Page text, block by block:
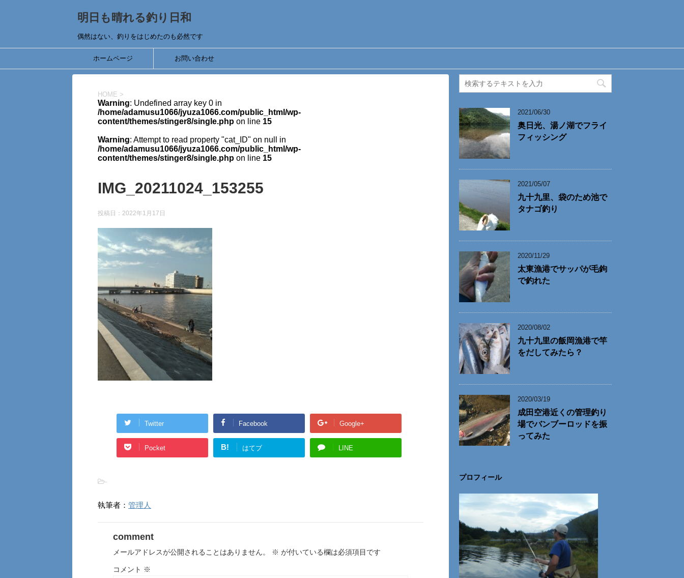
明日も晴れる釣り日和
偶然はない、釣りをはじめたのも必然です
ホームページ お問い合わせ
HOME >
Warning: Undefined array key 0 in
/home/adamusu1066/jyuza1066.com/public_html/wp-
content/themes/stinger8/single.php on line 15
Warning: Attempt to read property "cat_ID" on null in
/home/adamusu1066/jyuza1066.com/public_html/wp-
content/themes/stinger8/single.php on line 15
IMG_20211024_153255
投稿日： 2022年1月17日
Twitter Facebook Google+
Pocket B! はてブ LINE
-
執筆者： 管理人
comment
メールアドレスが公開されることはありません。 ※ が付いている欄は必須項目です
コメント ※
2021/06/30
奥日光、湯ノ湖でフライ
フィッシング
2021/05/07
九十九里、袋のため池で
タナゴ釣り
2020/11/29
太東漁港でサッパが毛鉤
で釣れた
2020/08/02
九十九里の飯岡漁港で竿
をだしてみたら？
2020/03/19
成田空港近くの管理釣り
場でバンブーロッドを振
ってみた
プロフィール